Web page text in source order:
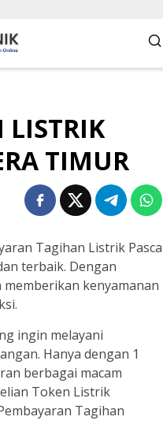
LISTRIK
TIMUR
Tagihan Listrik Pasca
terbaik. Dengan
memberikan kenyamanan
ingin melayani
Hanya dengan 1
berbagai macam
Token Listrik
Tagihan